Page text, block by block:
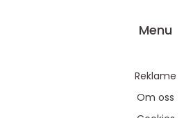
Menu
Reklame
Om oss